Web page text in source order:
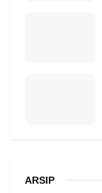
ARSIP